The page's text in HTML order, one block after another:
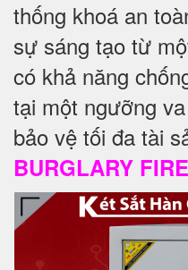
thống khoá an
sự sáng tạo từ
có khả năng
tại một ngưỡng
bảo vệ tối đa tài
BURGLARY